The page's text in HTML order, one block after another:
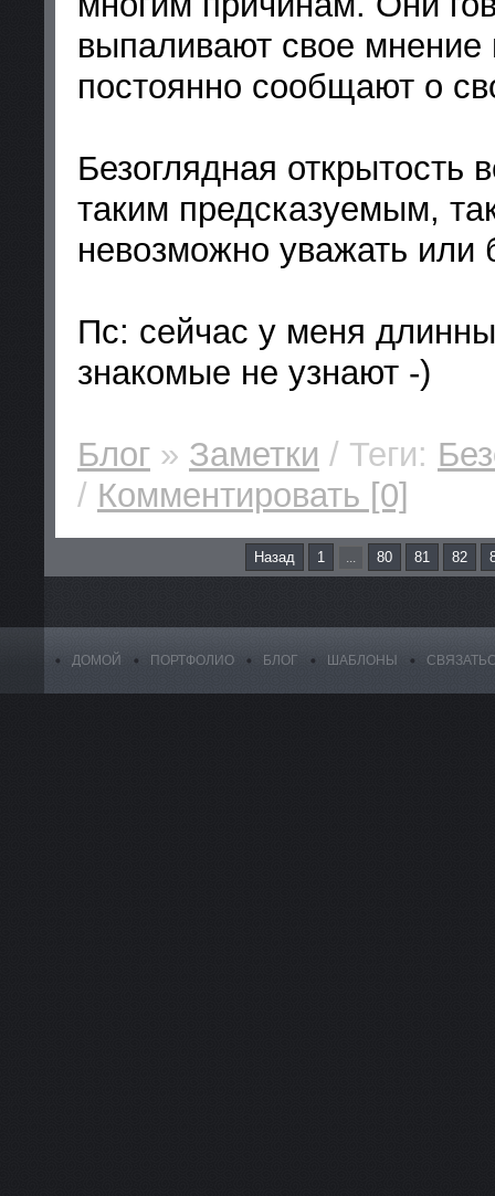
выпаливают свое
постоянно сообщают о
Безоглядная открытость
таким предсказуемым,
невозможно уважать или
Пс: сейчас у меня
знакомые не узнают -)
Блог » Заметки / Теги:
/ Комментировать [0]
Назад 1 ... 80 81 82
ДОМОЙ ПОРТФОЛИО БЛОГ ШАБЛОНЫ